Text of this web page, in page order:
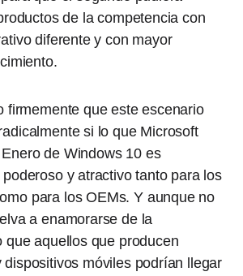
de la competencia con
diferente y con mayor
firmemente que este escenario
si lo que Microsoft
de Windows 10 es
y atractivo tanto para los
para los OEMs. Y aunque no
a enamorarse de la
que aquellos que producen
dispositivos móviles podrían llegar